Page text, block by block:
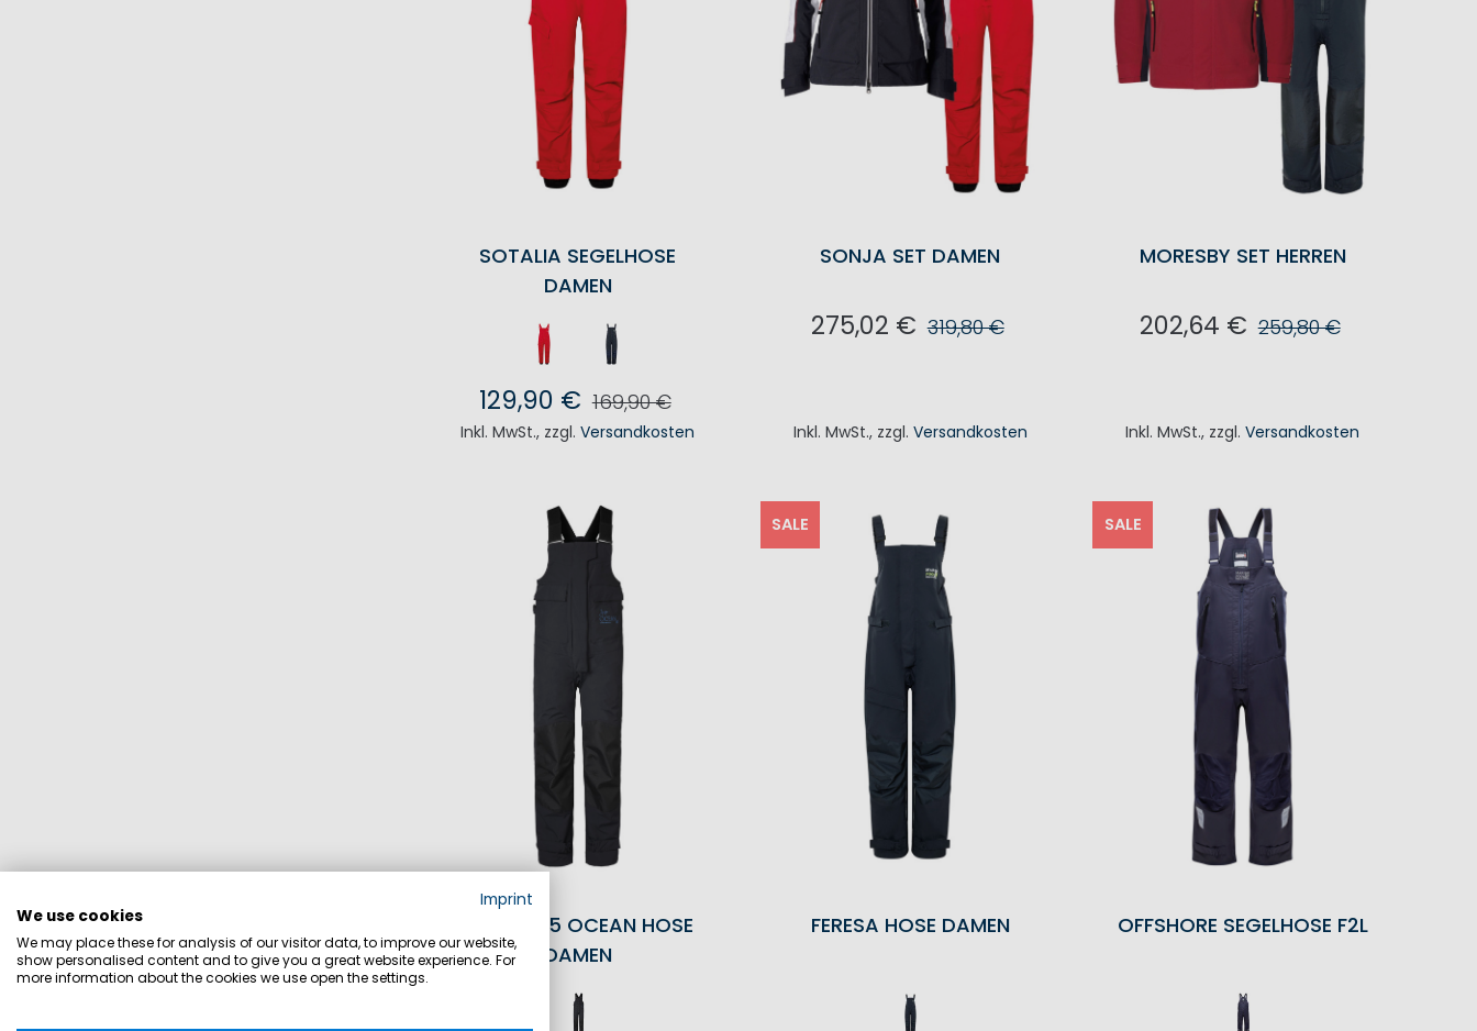
SOTALIA SEGELHOSE
DAMEN
129,90 € 169,90 €
Inkl. MwSt., zzgl.Versandkosten
SONJA SET DAMEN
275,02 € 319,80 €
Inkl. MwSt., zzgl. Versandkosten
MORESBY SET HERREN
202,64 € 259,80 €
Inkl. MwSt., zzgl.Versandkosten
HOBART 5 OCEAN HOSE
DAMEN
SALE
FERESA HOSE DAMEN
SALE
OFFSHORE SEGELHOSE F2L
Imprint
We use cookies
We may place these for analysis of our visitor data, to improve our website,
show personalised content and to give you a great website experience. For
more information about the cookies we use open the settings.